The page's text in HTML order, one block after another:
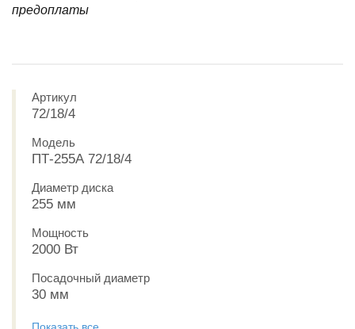
предоплаты
Артикул
72/18/4
Модель
ПТ-255А 72/18/4
Диаметр диска
255 мм
Мощность
2000 Вт
Посадочный диаметр
30 мм